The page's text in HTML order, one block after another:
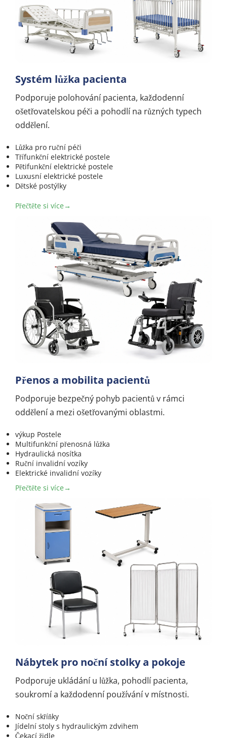
Systém lůžka pacienta
Podporuje polohování pacienta, každodenní
ošetřovatelskou péči a pohodlí na různých typech
oddělení.
Lůžka pro ruční péči
Třífunkční elektrické postele
Pětifunkční elektrické postele
Luxusní elektrické postele
Dětské postýlky
Přečtěte si více→
Přenos a mobilita pacientů
Podporuje bezpečný pohyb pacientů v rámci
oddělení a mezi ošetřovanými oblastmi.
výkup Postele
Multifunkční přenosná lůžka
Hydraulická nosítka
Ruční invalidní vozíky
Elektrické invalidní vozíky
Přečtěte si více→
Nábytek pro noční stolky a pokoje
Podporuje ukládání u lůžka, pohodlí pacienta,
soukromí a každodenní používání v místnosti.
Noční skříňky
Jídelní stoly s hydraulickým zdvihem
Čekací židle